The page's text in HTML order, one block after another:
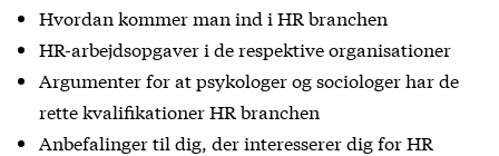
Hvordan kommer man ind i HR branchen
HR-arbejdsopgaver i de respektive organisationer
Argumenter for at psykologer og sociologer har de
rette kvalifikationer HR branchen
Anbefalinger til dig, der interesserer dig for HR